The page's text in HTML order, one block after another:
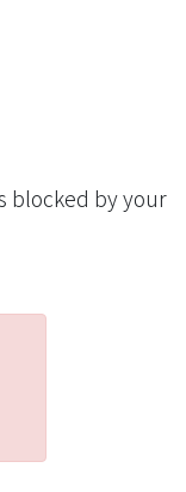
blocked by your